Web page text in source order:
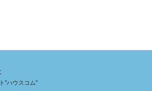
"ハウスコム"